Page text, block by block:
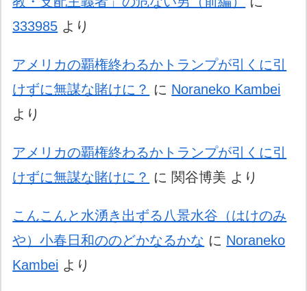
333985 より
アメリカの覇権終わるかトランプが引くに引
けずに無謀な賭けに？ に Noraneko Kambei
より
アメリカの覇権終わるかトランプが引くに引
けずに無謀な賭けに？ に 関谷博美 より
こんこんと水湧き出ずる八景水谷（はけのみ
や）小春日和ののどかなるかな に Noraneko
Kambei より